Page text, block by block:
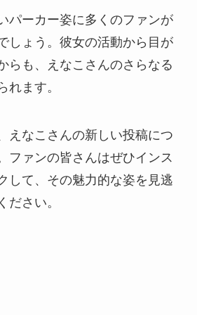
パーカー姿に多くのファンが
しょう。彼女の活動から目が
らも、えなこさんのさらなる
れます。
えなこさんの新しい投稿につ
ファンの皆さんはぜひインス
して、その魅力的な姿を見逃
ださい。